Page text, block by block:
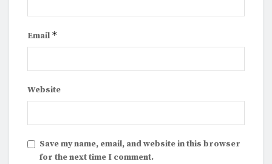
Email *
Website
Save my name, email, and website in this browser
for the next time I comment.